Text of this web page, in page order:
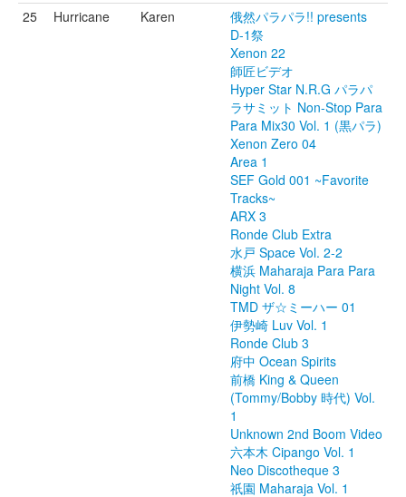
25
Hurricane Karen
俄然パラパラ!! presents
D-1祭
Xenon 22
師匠ビデオ
Hyper Star N.R.G パラパ
ラサミット Non-Stop Para
Para Mix30 Vol. 1 (黒パラ)
Xenon Zero 04
Area 1
SEF Gold 001 ~Favorite
Tracks~
ARX 3
Ronde Club Extra
水戸 Space Vol. 2-2
横浜 Maharaja Para Para
Night Vol. 8
TMD ザ☆ミーハー 01
伊勢崎 Luv Vol. 1
Ronde Club 3
府中 Ocean Spirits
前橋 King & Queen
(Tommy/Bobby 時代) Vol.
1
Unknown 2nd Boom Video
六本木 Cipango Vol. 1
Neo Discotheque 3
祇園 Maharaja Vol. 1